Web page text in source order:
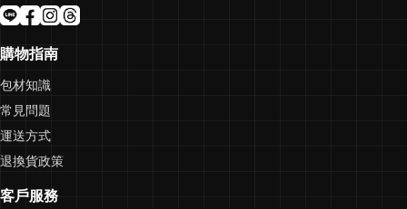
購物指南
包材知識
常見問題
運送方式
退換貨政策
客戶服務